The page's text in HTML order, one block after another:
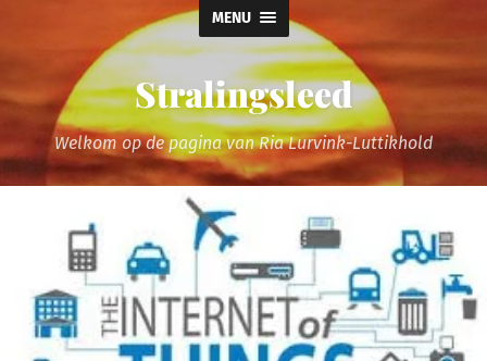
MENU
Stralingsleed
Welkom op de pagina van Ria Lurvink-Luttikhold